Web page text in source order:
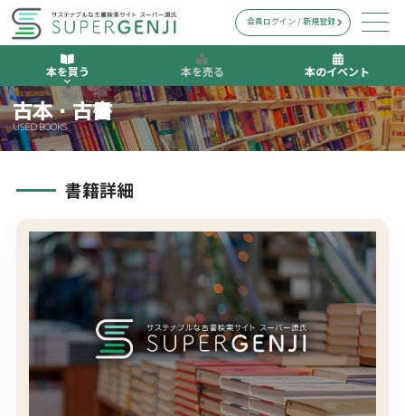
本を買う 本を売る 本のイベント
会員ログイン / 新規登録
古本・古書
USED BOOKS
書籍詳細